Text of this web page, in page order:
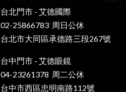
台北門市 - 艾德國際
02-25866783 周日公休
台北市大同區承德路三段267號
台中門市 - 艾德眼鏡
04-23261378 周二公休
台中市西區忠明南路112號